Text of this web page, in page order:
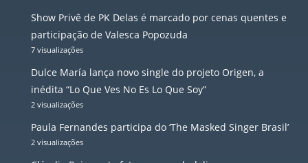
Show Privê de PK Delas é marcado por cenas quentes e
participação de Valesca Popozuda
7 visualizações
Dulce María lança novo single do projeto Origen, a
inédita “Lo Que Ves No Es Lo Que Soy”
2 visualizações
Paula Fernandes participa do ‘The Masked Singer Brasil’
2 visualizações